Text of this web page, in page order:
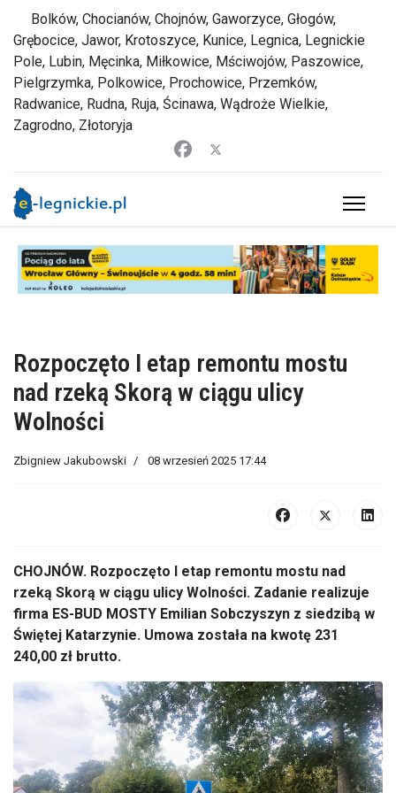
Bolków, Chocianów, Chojnów, Gaworzyce, Głogów,
Grębocice, Jawor, Krotoszyce, Kunice, Legnica, Legnickie
Pole, Lubin, Męcinka, Miłkowice, Mściwojów, Paszowice,
Pielgrzymka, Polkowice, Prochowice, Przemków,
Radwanice, Rudna, Ruja, Ścinawa, Wądroże Wielkie,
Zagrodno, Złotoryja
Rozpoczęto I etap remontu mostu
nad rzeką Skorą w ciągu ulicy
Wolności
Zbigniew Jakubowski 08 wrzesień 2025 17:44
CHOJNÓW. Rozpoczęto I etap remontu mostu nad
rzeką Skorą w ciągu ulicy Wolności. Zadanie realizuje
firma ES-BUD MOSTY Emilian Sobczyszyn z siedzibą w
Świętej Katarzynie. Umowa została na kwotę 231
240,00 zł brutto.